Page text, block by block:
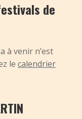
de
à venir n’est
le calendrier